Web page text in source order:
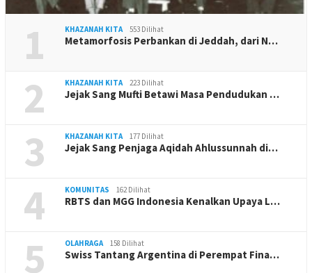
1 KHAZANAH KITA 553 Dilihat
Metamorfosis Perbankan di Jeddah, dari N…
2 KHAZANAH KITA 223 Dilihat
Jejak Sang Mufti Betawi Masa Pendudukan …
3 KHAZANAH KITA 177 Dilihat
Jejak Sang Penjaga Aqidah Ahlussunnah di…
4 KOMUNITAS 162 Dilihat
RBTS dan MGG Indonesia Kenalkan Upaya L…
5 OLAHRAGA 158 Dilihat
Swiss Tantang Argentina di Perempat Fina…